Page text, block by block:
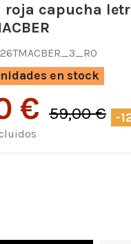
roja capucha
en stock
€ 59,00 € -